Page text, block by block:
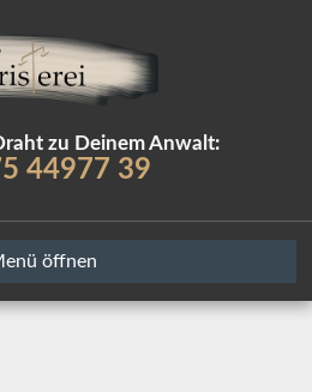
zu Deinem Anwalt:
44977 39
öffnen